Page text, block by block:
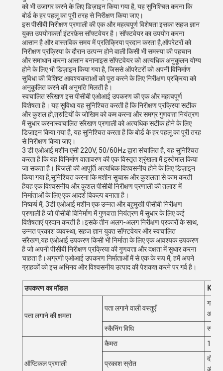
को भी उजागर करने के लिए डिज़ाइन किया गया है, यह सुनिश्चित करना कि
बोर्ड के हर पहलू का पूरी तरह से निरीक्षण किया जाए।
इस पीसीबी निरीक्षण प्रणाली की एक और महत्वपूर्ण विशेषता इसका सहज ज्ञान
युक्त उपयोगकर्ता इंटरफ़ेस सॉफ्टवेयर है। सॉफ्टवेयर का उपयोग करना
आसान है और वास्तविक समय में प्रतिक्रिया प्रदान करता है,ऑपरेटरों को
निरीक्षण प्रक्रिया के दौरान उत्पन्न होने वाली किसी भी समस्या की पहचान
और समाधान करना आसान बनानाइस सॉफ्टवेयर को अत्यधिक अनुकूलन योग्य
होने के लिए भी डिज़ाइन किया गया है, जिससे ऑपरेटरों को अपनी विनिर्माण
सुविधा की विशिष्ट आवश्यकताओं को पूरा करने के लिए निरीक्षण प्रक्रिया को
अनुकूलित करने की अनुमति मिलती है।
स्वचालित संरेखण इस पीसीबी एओआई उपकरण की एक और महत्वपूर्ण
विशेषता है। यह सुविधा यह सुनिश्चित करती है कि निरीक्षण प्रक्रिया सटीक
और कुशल हो,त्रुटियों के जोखिम को कम करना और समग्र गुणवत्ता नियंत्रण
में सुधार करनास्वचालित संरेखण प्रणाली को अत्यधिक सटीक होने के लिए
डिज़ाइन किया गया है, यह सुनिश्चित करता है कि बोर्ड के हर पहलू का पूरी तरह
से निरीक्षण किया जाए।
3 डी एओआई मशीन एसी 220V, 50/60Hz द्वारा संचालित है, यह सुनिश्चित
करता है कि यह विनिर्माण वातावरण की एक विस्तृत श्रृंखला में इस्तेमाल किया
जा सकता है। बिजली की आपूर्ति अत्यधिक विश्वसनीय होने के लिए डिज़ाइन
किया गया है,सुनिश्चित करना कि मशीन सुचारू और कुशलता से काम करती
हैयह एक विश्वसनीय और कुशल पीसीबी निरीक्षण प्रणाली की तलाश में
निर्माताओं के लिए एक आदर्श विकल्प बनाता है।
निष्कर्ष में, 3डी एओआई मशीन एक उन्नत और बहुमुखी पीसीबी निरीक्षण
प्रणाली है जो पीसीबी विनिर्माण में गुणवत्ता नियंत्रण में सुधार के लिए कई
विशेषताएं प्रदान करती है।इसके तीन अलग-अलग निरीक्षण प्रकारों के साथ,
उन्नत प्रकाश व्यवस्था, सहज ज्ञान युक्त सॉफ्टवेयर और स्वचालित
संरेखण,यह एओआई उपकरण किसी भी निर्माता के लिए एक आवश्यक उपकरण
है जो अपनी पीसीबी निरीक्षण प्रक्रिया की गुणवत्ता और दक्षता में सुधार करना
चाहता है।अग्रणी एओआई उपकरण निर्माताओं में से एक के रूप में, हमें अपने
ग्राहकों को इस अभिनव और विश्वसनीय उत्पाद की पेशकश करने पर गर्व है।
उपकरण का मॉडल
पता लगाने की क्षमता
पता लगाने वाली वस्तुएँ
गलत
आकार
स्कैनिंग विधि
स्टॉप
ऑप्टिकल प्रणाली
कैमरा
प्रकाश स्रोत
दोहरे
और